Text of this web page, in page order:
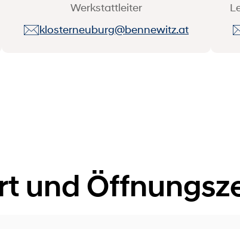
Werkstattleiter
klosterneuburg@bennewitz.at
und